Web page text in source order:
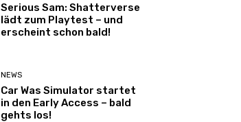
Serious Sam: Shatterverse
lädt zum Playtest – und
erscheint schon bald!
NEWS
Car Was Simulator startet
in den Early Access – bald
gehts los!